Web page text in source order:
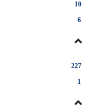
10
6
227
1